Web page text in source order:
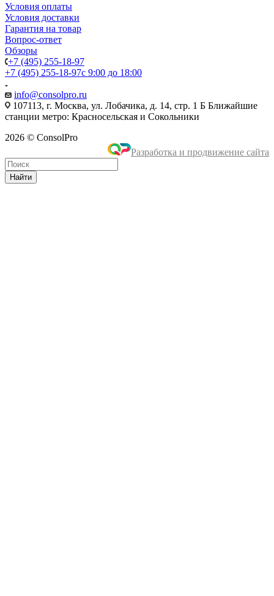
Условия оплаты
Условия доставки
Гарантия на товар
Вопрос-ответ
Обзоры
+7 (495) 255-18-97
+7 (495) 255-18-97с 9:00 до 18:00
info@consolpro.ru
107113, г. Москва, ул. Лобачика, д. 14, стр. 1 Б Ближайшие
станции метро: Красносельская и Сокольники
2026 © ConsolPro
Разработка и продвижение сайта
Найти